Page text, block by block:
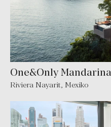
One&Only Mandarina
Riviera Nayarit, Mexiko